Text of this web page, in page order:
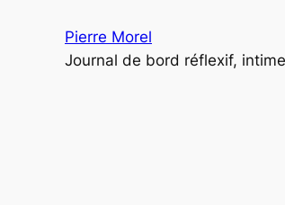
Pierre Morel
Journal de bord réflexif,